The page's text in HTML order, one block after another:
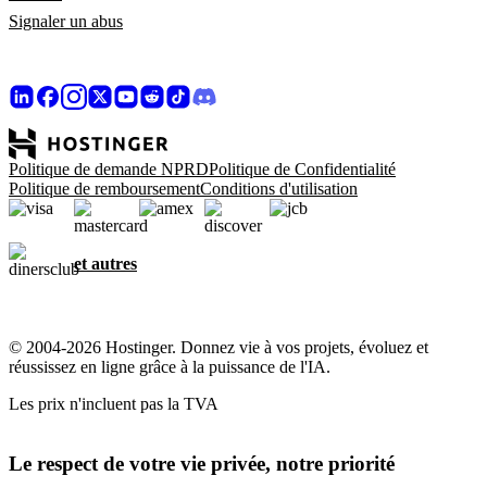
Signaler un abus
Politique de demande NPRDPolitique de Confidentialité
Politique de remboursementConditions d'utilisation
et autres
© 2004-2026 Hostinger. Donnez vie à vos projets, évoluez et
réussissez en ligne grâce à la puissance de l'IA.
Les prix n'incluent pas la TVA
Le respect de votre vie privée, notre priorité